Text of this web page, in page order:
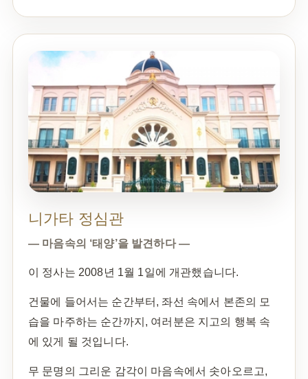
니가타 정심관
— 마음속의 ‘태양’을 발견하다 —
이 정사는 2008년 1월 1일에 개관했습니다.
건물에 들어서는 순간부터, 좌선 속에서 본존의 모
습을 마주하는 순간까지, 여러분은 지고의 행복 속
에 있게 될 것입니다.
무 문명의 그리운 감각이 마음속에서 솟아오르고,